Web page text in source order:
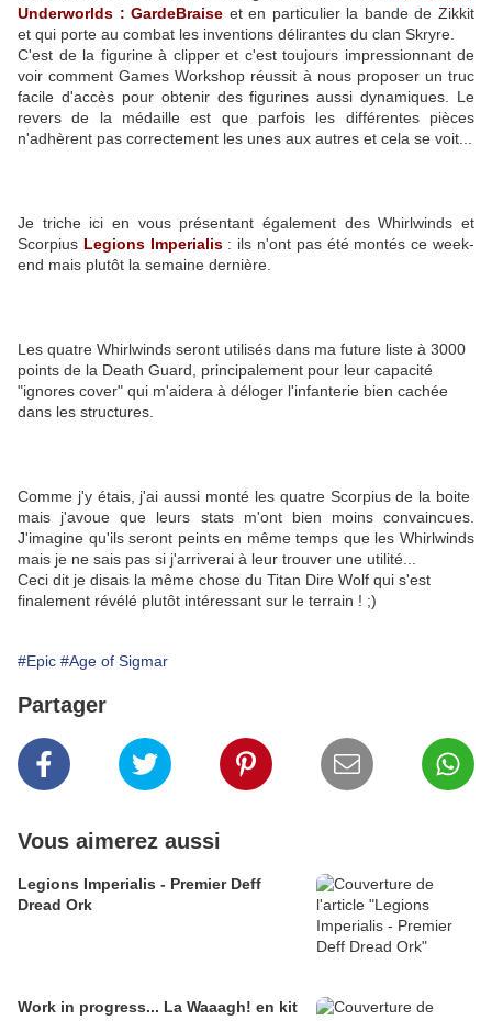
Underworlds : GardeBraise et en particulier la bande de Zikkit
et qui porte au combat les inventions délirantes du clan Skryre.
C'est de la figurine à clipper et c'est toujours impressionnant de
voir comment Games Workshop réussit à nous proposer un truc
facile d'accès pour obtenir des figurines aussi dynamiques. Le
revers de la médaille est que parfois les différentes pièces
n'adhèrent pas correctement les unes aux autres et cela se voit...
Je triche ici en vous présentant également des Whirlwinds et
Scorpius Legions Imperialis: ils n'ont pas été montés ce week-
end mais plutôt la semaine dernière.
Les quatre Whirlwinds seront utilisés dans ma future liste à 3000
points de la Death Guard, principalement pour leur capacité
"ignores cover" qui m'aidera à déloger l'infanterie bien cachée
dans les structures.
Comme j'y étais, j'ai aussi monté les quatre Scorpius de la boite
mais j'avoue que leurs stats m'ont bien moins convaincues.
J'imagine qu'ils seront peints en même temps que les Whirlwinds
mais je ne sais pas si j'arriverai à leur trouver une utilité...
Ceci dit je disais la même chose du Titan Dire Wolf qui s'est
finalement révélé plutôt intéressant sur le terrain ! ;)
#Epic #Age of Sigmar
Partager
Vous aimerez aussi
Legions Imperialis - Premier Deff
Dread Ork
Work in progress... La Waaagh! en kit